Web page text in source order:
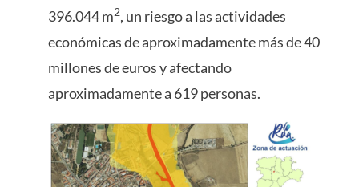
396.044 m2, un riesgo a las actividades
económicas de aproximadamente más de 40
millones de euros y afectando
aproximadamente a 619 personas.